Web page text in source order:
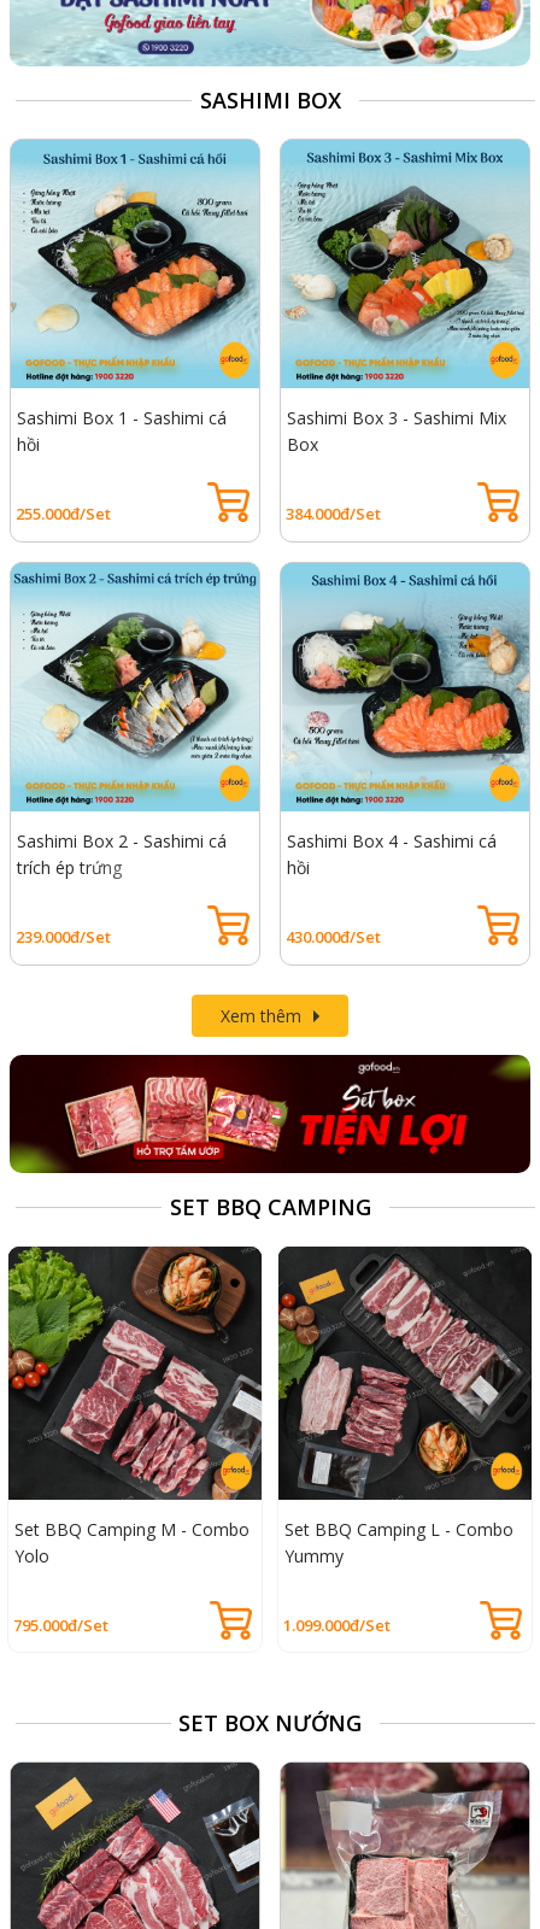
SASHIMI BOX
Sashimi Box 1 - Sashimi cá
hồi
255.000đ/Set
Sashimi Box 3 - Sashimi Mix
Box
384.000đ/Set
Sashimi Box 2 - Sashimi cá
trích ép trứng
239.000đ/Set
Sashimi Box 4 - Sashimi cá
hồi
430.000đ/Set
Xem thêm
SET BBQ CAMPING
Set BBQ Camping M - Combo
Yolo
795.000đ/Set
Set BBQ Camping L - Combo
Yummy
1.099.000đ/Set
SET BOX NƯỚNG